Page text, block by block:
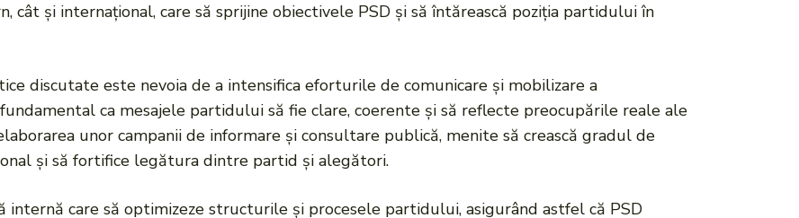
cât și internațional, care să sprijine obiectivele PSD și să întărească poziția partidului în
discutate este nevoia de a intensifica eforturile de comunicare și mobilizare a
ca mesajele partidului să fie clare, coerente și să reflecte preocupările reale ale
unor campanii de informare și consultare publică, menite să crească gradul de
și să fortifice legătura dintre partid și alegători.
care să optimizeze structurile și procesele partidului, asigurând astfel că PSD